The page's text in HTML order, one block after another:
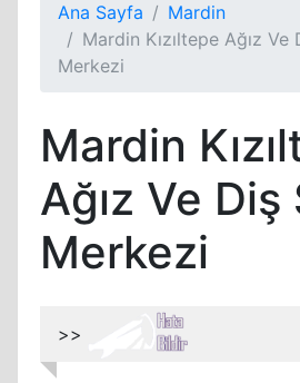
Ana Sayfa
Mardin
Mardin Kızıltepe Ağız Ve
Merkezi
Mardin
Ağız Ve Diş
Merkezi
>>